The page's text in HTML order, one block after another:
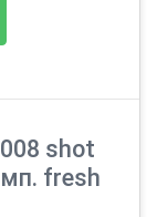
shot
fresh